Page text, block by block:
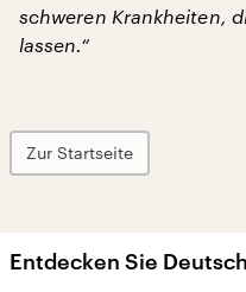
schweren Krankheiten,
lassen.“
Zur Startseite
Entdecken Sie